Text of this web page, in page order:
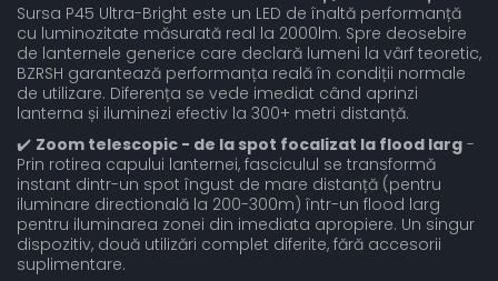
Sursa P45 Ultra-Bright este un LED de înaltă performanță
cu luminozitate măsurată real la 2000lm. Spre deosebire
de lanternele generice care declară lumeni la vârf teoretic,
BZRSH garantează performanța reală în condiții normale
de utilizare. Diferența se vede imediat când aprinzi
lanterna și iluminezi efectiv la 300+ metri distanță.
✔️ Zoom telescopic - de la spot focalizat la flood larg -
Prin rotirea capului lanternei, fasciculul se transformă
instant dintr-un spot îngust de mare distanță (pentru
iluminare directională la 200-300m) într-un flood larg
pentru iluminarea zonei din imediata apropiere. Un singur
dispozitiv, două utilizări complet diferite, fără accesorii
suplimentare.